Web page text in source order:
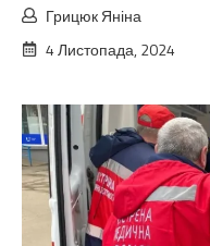
Грицюк Яніна
4 Листопада, 2024